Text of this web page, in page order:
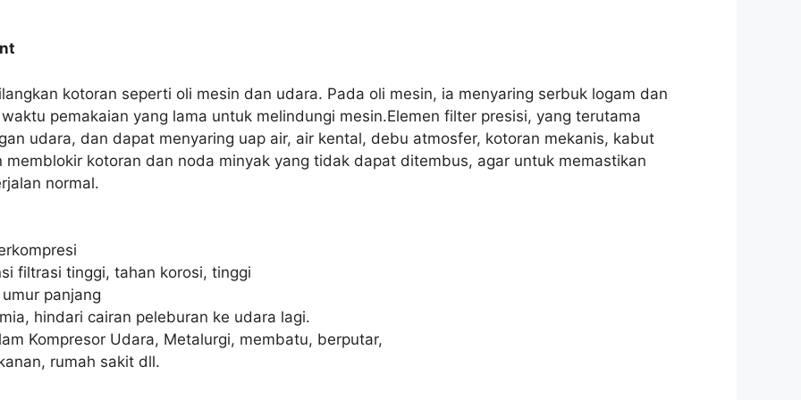
kotoran seperti oli mesin dan udara. Pada oli mesin, ia menyaring serbuk logam dan
pemakaian yang lama untuk melindungi mesin.Elemen filter presisi, yang terutama
udara, dan dapat menyaring uap air, air kental, debu atmosfer, kotoran mekanis, kabut
kotoran dan noda minyak yang tidak dapat ditembus, agar untuk memastikan
normal.
filtrasi tinggi, tahan korosi, tinggi
panjang
hindari cairan peleburan ke udara lagi.
Kompresor Udara, Metalurgi, membatu, berputar,
rumah sakit dll.